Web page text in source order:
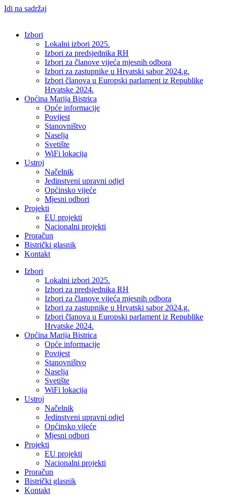
Idi na sadržaj
Izbori
Lokalni izbori 2025.
Izbori za predsjednika RH
Izbori za članove vijeća mjesnih odbora
Izbori za zastupnike u Hrvatski sabor 2024.g.
Izbori članova u Europski parlament iz Republike
Hrvatske 2024.
Općina Marija Bistrica
Opće informacije
Povijest
Stanovništvo
Naselja
Svetište
WiFi lokacija
Ustroj
Načelnik
Jedinstveni upravni odjel
Općinsko vijeće
Mjesni odbori
Projekti
EU projekti
Nacionalni projekti
Proračun
Bistrički glasnik
Kontakt
Izbori
Lokalni izbori 2025.
Izbori za predsjednika RH
Izbori za članove vijeća mjesnih odbora
Izbori za zastupnike u Hrvatski sabor 2024.g.
Izbori članova u Europski parlament iz Republike
Hrvatske 2024.
Općina Marija Bistrica
Opće informacije
Povijest
Stanovništvo
Naselja
Svetište
WiFi lokacija
Ustroj
Načelnik
Jedinstveni upravni odjel
Općinsko vijeće
Mjesni odbori
Projekti
EU projekti
Nacionalni projekti
Proračun
Bistrički glasnik
Kontakt